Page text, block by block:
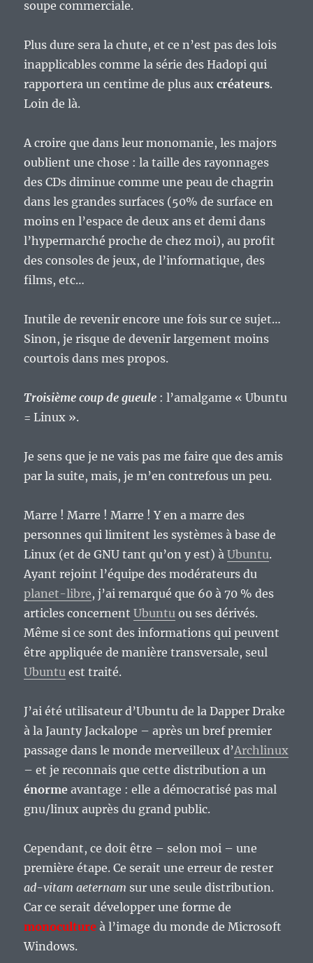
soupe commerciale.
Plus dure sera la chute, et ce n’est pas des lois
inapplicables comme la série des Hadopi qui
rapportera un centime de plus auxcréateurs.
Loin de là.
A croire que dans leur monomanie, les majors
oublient une chose : la taille des rayonnages
des CDs diminue comme une peau de chagrin
dans les grandes surfaces (50% de surface en
moins en l’espace de deux ans et demi dans
l’hypermarché proche de chez moi), au profit
des consoles de jeux, de l’informatique, des
films, etc…
Inutile de revenir encore une fois sur ce sujet…
Sinon, je risque de devenir largement moins
courtois dans mes propos.
Troisième coup de gueule : l’amalgame « Ubuntu
= Linux ».
Je sens que je ne vais pas me faire que des amis
par la suite, mais, je m’en contrefous un peu.
Marre ! Marre ! Marre ! Y en a marre des
personnes qui limitent les systèmes à base de
Linux (et de GNU tant qu’on y est) àUbuntu.
Ayant rejoint l’équipe des modérateurs du
planet-libre, j’ai remarqué que 60 à 70 % des
articles concernentUbuntu ou ses dérivés.
Même si ce sont des informations qui peuvent
être appliquée de manière transversale, seul
Ubuntu est traité.
J’ai été utilisateur d’Ubuntu de la Dapper Drake
à la Jaunty Jackalope – après un bref premier
passage dans le monde merveilleux d’Archlinux
– et je reconnais que cette distribution a un
énorme avantage : elle a démocratisé pas mal
gnu/linux auprès du grand public.
Cependant, ce doit être – selon moi – une
première étape. Ce serait une erreur de rester
ad-vitam aeternam sur une seule distribution.
Car ce serait développer une forme de
monoculture à l’image du monde de Microsoft
Windows.